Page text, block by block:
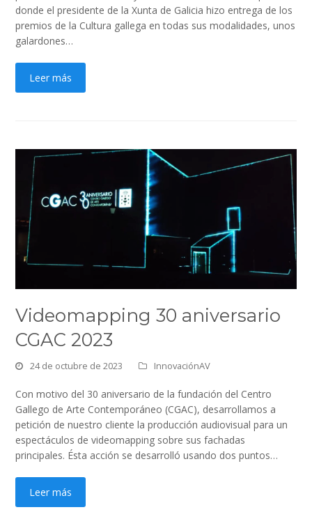
donde el presidente de la Xunta de Galicia hizo entrega de los
premios de la Cultura gallega en todas sus modalidades, unos
galardones…
Leer más
Videomapping 30 aniversario
CGAC 2023
24 de octubre de 2023 InnovaciónAV
Con motivo del 30 aniversario de la fundación del Centro
Gallego de Arte Contemporáneo (CGAC), desarrollamos a
petición de nuestro cliente la producción audiovisual para un
espectáculos de videomapping sobre sus fachadas
principales. Ésta acción se desarrolló usando dos puntos…
Leer más